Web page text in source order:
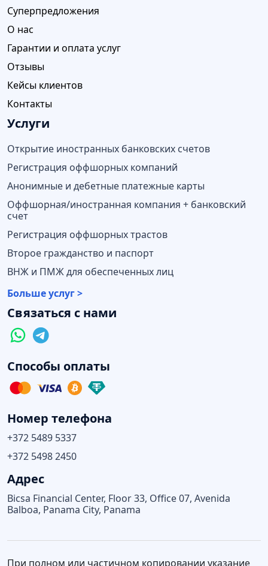
Суперпредложения
О нас
Гарантии и оплата услуг
Отзывы
Кейсы клиентов
Контакты
Услуги
Открытие иностранных банковских счетов
Регистрация оффшорных компаний
Анонимные и дебетные платежные карты
Оффшорная/иностранная компания + банковский
счет
Регистрация оффшорных трастов
Второе гражданство и паспорт
ВНЖ и ПМЖ для обеспеченных лиц
Больше услуг >
Связаться с нами
Способы оплаты
Номер телефона
+372 5489 5337
+372 5498 2450
Адрес
Bicsa Financial Center, Floor 33, Office 07, Avenida
Balboa, Panama City, Panama
При полном или частичном копировании указание